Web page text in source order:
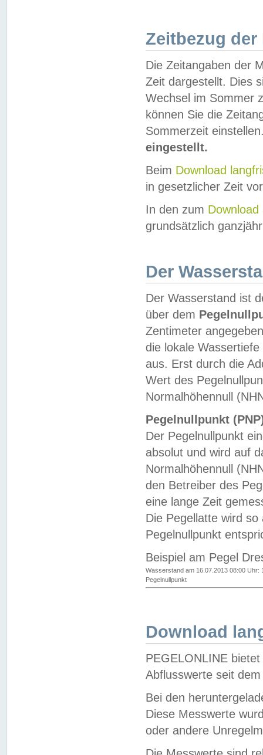
Zeitbezug der
Die Zeitangaben der
Zeit dargestellt. Dies
Wechsel im Sommer
können Sie die
Sommerzeit
eingestellt.
Beim Download
in gesetzlicher Zeit
In den zum Download
grundsätzlich
Der
Der Wasserstand ist
über dem
Zentimeter
die lokale
aus. Erst durch die
Wert des
Normalhöhennull
Pegelnullpunkt
Der Pegelnullpunkt
absolut und wird auf
Normalhöhennull
den Betreiber des
eine lange Zeit
Die Pegellatte wird
Pegelnullpunkt
Beispiel am Pegel
Wasserstand am 16.07.2013 08:00 Uhr:
Pegelnullpunkt
Download
PEGELONLINE
Abflusswerte seit
Bei den
Diese Messwerte
oder andere